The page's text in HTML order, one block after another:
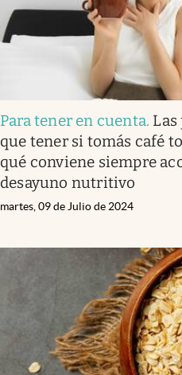
Para tener en cuenta.
que tener si tomás café
qué conviene siempre
desayuno nutritivo
martes, 09 de Julio de 2024